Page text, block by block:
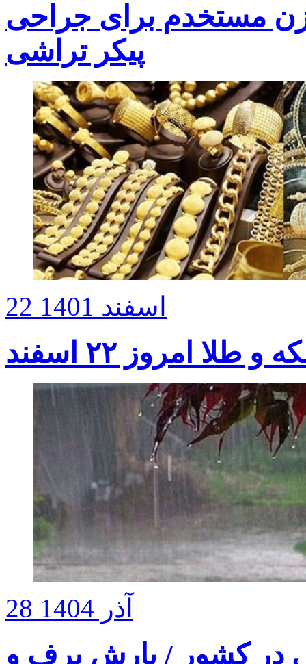
مستخدم برای جراحی
پیکر تراشی
22 اسفند 1401
امروز ۲۲ اسفند
28 آذر 1404
در کشور / بارش برف و